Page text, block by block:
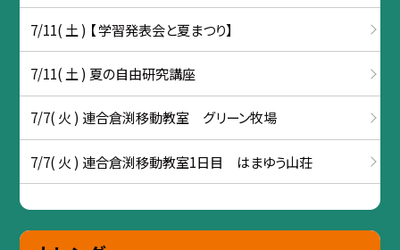
7/11( 土 ) 【 学習発表会と夏まつり】
7/11( 土 ) 夏の自由研究講座
7/7( 火 ) 連合倉渕移動教室 グリーン牧場
7/7( 火 ) 連合倉渕移動教室1日目 はまゆう山荘